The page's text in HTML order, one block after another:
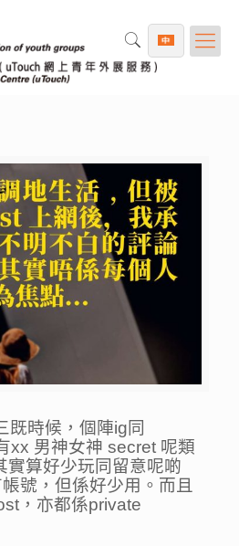
既時候，個陣ig同
xx 男神女神 secret 呢類
實算好少玩同留意呢啲
號，但係好少用。而且
，亦都係private